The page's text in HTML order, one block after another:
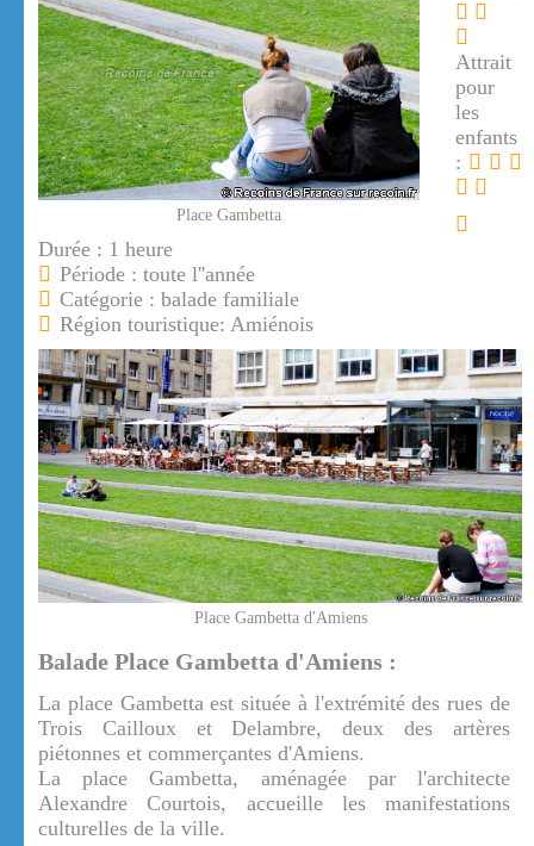
Place Gambetta
Attrait
pour
les
enfants
:
Durée : 1 heure
Période : toute l''année
Catégorie : balade familiale
Région touristique: Amiénois
Place Gambetta d'Amiens
Balade Place Gambetta d'Amiens :
La place Gambetta est située à l'extrémité des rues de
Trois Cailloux et Delambre, deux des artères
piétonnes et commerçantes d'Amiens.
La place Gambetta, aménagée par l'architecte
Alexandre Courtois, accueille les manifestations
culturelles de la ville.